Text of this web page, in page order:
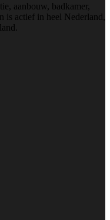
aanbouw, badkamer,
is actief in heel Nederland,